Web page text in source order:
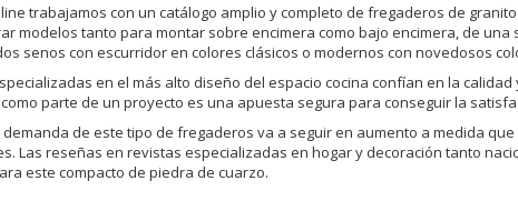
trabajamos con un catálogo amplio y completo de fregaderos de
modelos tanto para montar sobre encimera como bajo encimera, de
senos con escurridor en colores clásicos o modernos con novedosos
en el más alto diseño del espacio cocina confían en la
parte de un proyecto es una apuesta segura para conseguir la
de este tipo de fregaderos va a seguir en aumento a medida
Las reseñas en revistas especializadas en hogar y decoración tanto
este compacto de piedra de cuarzo.